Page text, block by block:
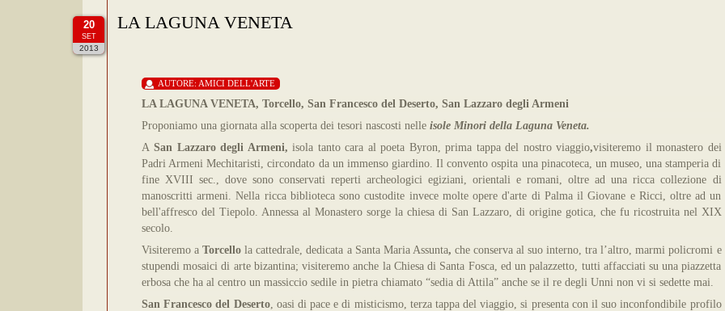
20
SET
2013
LA LAGUNA VENETA
AUTORE: AMICI DELL'ARTE
LA LAGUNA VENETA, Torcello, San Francesco del Deserto, San Lazzaro degli Armeni
Proponiamo una giornata alla scoperta dei tesori nascosti nelle isole Minori della Laguna Veneta.
ASan Lazzaro degli Armeni,isola tanto cara al poeta Byron, prima tappa del nostro viaggio,visiteremo il monastero dei
Padri Armeni Mechitaristi, circondato da un immenso giardino. Il convento ospita una pinacoteca, un museo, una stamperia di
fine XVIII sec., dove sono conservati reperti archeologici egiziani, orientali e romani, oltre ad una ricca collezione di
manoscritti armeni. Nella ricca biblioteca sono custodite invece molte opere d'arte di Palma il Giovane e Ricci, oltre ad un
bell'affresco del Tiepolo. Annessa al Monastero sorge la chiesa di San Lazzaro, di origine gotica, che fu ricostruita nel XIX
secolo.
Visiteremo aTorcello la cattedrale, dedicata a Santa Maria Assunta, che conserva al suo interno, tra l’altro, marmi policromi e
stupendi mosaici di arte bizantina; visiteremo anche la Chiesa di Santa Fosca, ed un palazzetto, tutti affacciati su una piazzetta
erbosa che ha al centro un massiccio sedile in pietra chiamato “sedia di Attila” anche se il re degli Unni non vi si sedette mai.
San Francesco del Deserto, oasi di pace e di misticismo, terza tappa del viaggio, si presenta con il suo inconfondibile profilo